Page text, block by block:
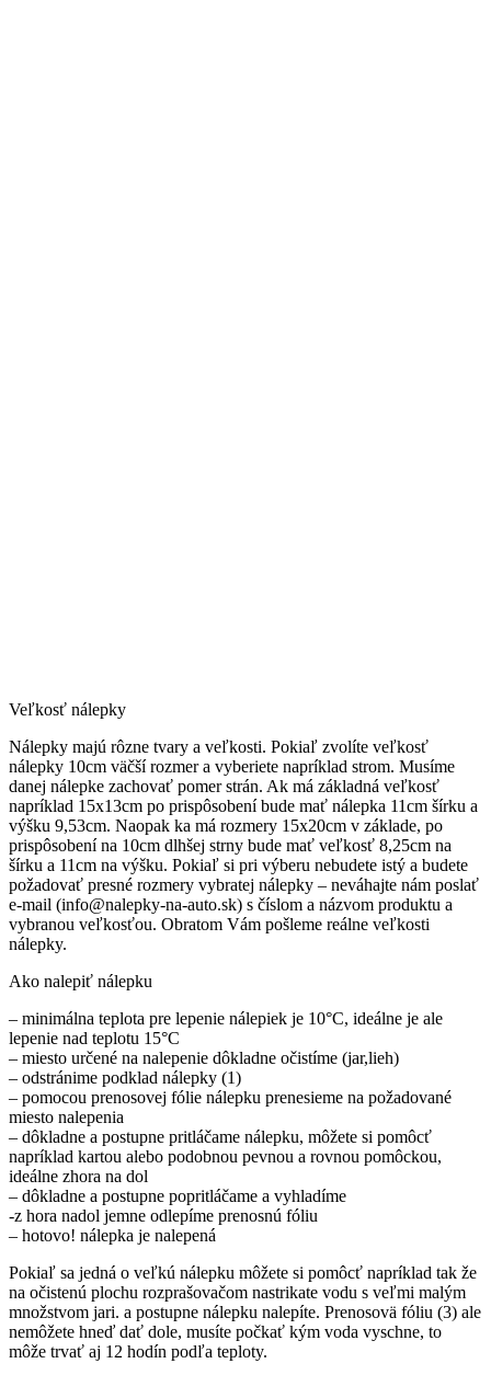
Veľkosť nálepky
Nálepky majú rôzne tvary a veľkosti. Pokiaľ zvolíte veľkosť
nálepky 10cm väčší rozmer a vyberiete napríklad strom. Musíme
danej nálepke zachovať pomer strán. Ak má základná veľkosť
napríklad 15x13cm po prispôsobení bude mať nálepka 11cm šírku a
výšku 9,53cm. Naopak ka má rozmery 15x20cm v základe, po
prispôsobení na 10cm dlhšej strny bude mať veľkosť 8,25cm na
šírku a 11cm na výšku. Pokiaľ si pri výberu nebudete istý a budete
požadovať presné rozmery vybratej nálepky – neváhajte nám poslať
e-mail (info@nalepky-na-auto.sk) s číslom a názvom produktu a
vybranou veľkosťou. Obratom Vám pošleme reálne veľkosti
nálepky.
Ako nalepiť nálepku
– minimálna teplota pre lepenie nálepiek je 10°C, ideálne je ale
lepenie nad teplotu 15°C
– miesto určené na nalepenie dôkladne očistíme (jar,lieh)
– odstránime podklad nálepky (1)
– pomocou prenosovej fólie nálepku prenesieme na požadované
miesto nalepenia
– dôkladne a postupne pritláčame nálepku, môžete si pomôcť
napríklad kartou alebo podobnou pevnou a rovnou pomôckou,
ideálne zhora na dol
– dôkladne a postupne popritláčame a vyhladíme
-z hora nadol jemne odlepíme prenosnú fóliu
– hotovo! nálepka je nalepená
Pokiaľ sa jedná o veľkú nálepku môžete si pomôcť napríklad tak že
na očistenú plochu rozprašovačom nastrikate vodu s veľmi malým
množstvom jari. a postupne nálepku nalepíte. Prenosovä fóliu (3) ale
nemôžete hneď dať dole, musíte počkať kým voda vyschne, to
môže trvať aj 12 hodín podľa teploty.